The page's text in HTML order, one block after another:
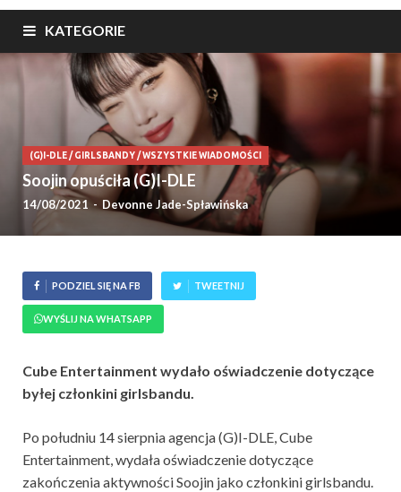
KATEGORIE
(G)I-DLE/GIRLSBANDY/WSZYSTKIE WIADOMOŚCI
Soojin opuściła (G)I-DLE
14/08/2021- Devonne Jade-Spławińska
PODZIEL SIĘ NA FB TWEETNIJ
WYŚLIJ NA WHATSAPP
Cube Entertainment wydało oświadczenie dotyczące
byłej członkini girlsbandu.
Po południu 14 sierpnia agencja (G)I-DLE, Cube
Entertainment, wydała oświadczenie dotyczące
zakończenia aktywności Soojin jako członkini girlsbandu.